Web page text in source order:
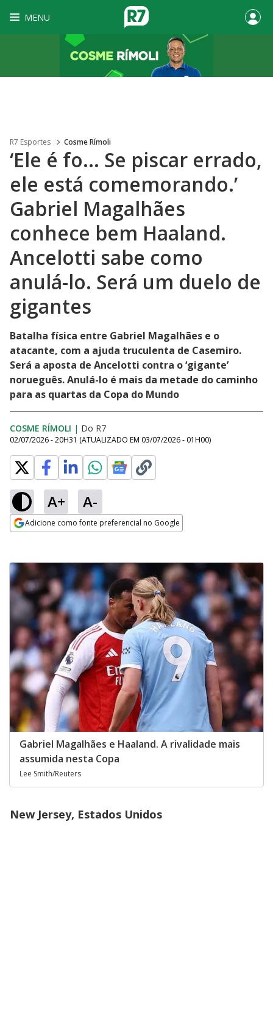
MENU
R7 Esportes Cosme Rímoli
‘Ele é fo... Se piscar errado,
ele está comemorando.’
Gabriel Magalhães
conhece bem Haaland.
Ancelotti sabe como
anulá-lo. Será um duelo de
gigantes
Batalha física entre Gabriel Magalhães e o
atacante, com a ajuda truculenta de Casemiro.
Será a aposta de Ancelotti contra o ‘gigante’
norueguês. Anulá-lo é mais da metade do caminho
para as quartas da Copa do Mundo
COSME RÍMOLI | Do R7
02/07/2026 - 20H31 (ATUALIZADO EM 03/07/2026 - 01H00)
A+ A-
Adicione como fonte preferencial no Google
Gabriel Magalhães e Haaland. A rivalidade mais
assumida nesta Copa
Lee Smith/Reuters
New Jersey, Estados Unidos